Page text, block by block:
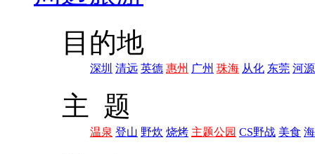
目的地
深圳 清远 英德 惠州 广州 珠海 从化 东莞 河源
主 题
温泉 登山 野炊 烧烤 主题公园 CS野战 美食